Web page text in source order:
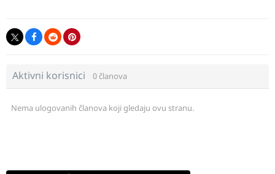
Aktivni korisnici 0 članova
Nema ulogovanih članova koji gledaju ovu stranu.